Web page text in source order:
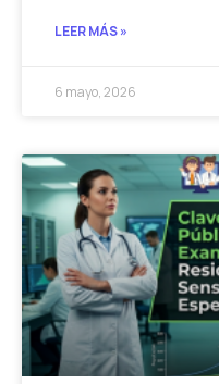
LEER MÁS »
6 mayo, 2026